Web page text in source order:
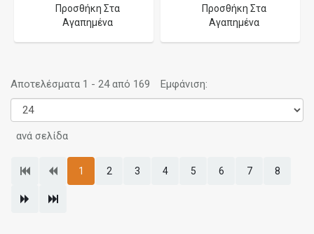
Προσθήκη Στα
Αγαπημένα
Προσθήκη Στα
Αγαπημένα
Αποτελέσματα 1 - 24 από 169 Εμφάνιση:
ανά σελίδα
1 2 3 4 5 6 7 8